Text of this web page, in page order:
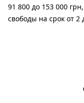
91 800 до 153 000
свободы на срок от 2